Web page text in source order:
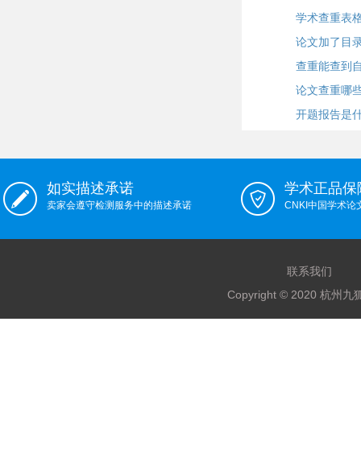
学术查重表
论文加了目
查重能查到
论文查重哪
开题报告是
如实描述承诺
卖家会遵守检测服务中的描述承诺
学术正品保
CNKI中国学术论
联系我们
Copyright © 2020 杭州九